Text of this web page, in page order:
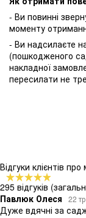
- Ви повинні
моменту
- Ви надсилаєте
(пошкодженого
накладної
пересилати не
Відгуки клієнтів
295 відгуків
Павлюк Олеся
22
Дуже вдячні за